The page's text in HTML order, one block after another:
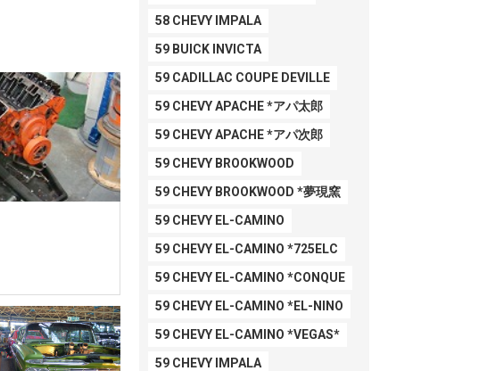
58 CHEVY IMPALA
59 BUICK INVICTA
59 CADILLAC COUPE DEVILLE
59 CHEVY APACHE *アパ太郎
59 CHEVY APACHE *アパ次郎
59 CHEVY BROOKWOOD
59 CHEVY BROOKWOOD *夢現窯
59 CHEVY EL-CAMINO
59 CHEVY EL-CAMINO *725ELC
59 CHEVY EL-CAMINO *CONQUE
59 CHEVY EL-CAMINO *EL-NINO
59 CHEVY EL-CAMINO *VEGAS*
59 CHEVY IMPALA